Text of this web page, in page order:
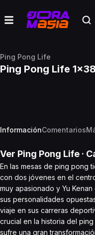
Ping Pong Life
Ping Pong Life 1x38
InformaciónComentarios
Ver Ping Pong Life ·
En las mesas de ping pong
con dos jóvenes en el
muy apasionado y Yu
sus personalidades
viaje en sus carreras
crucial en la historia del
sufre una gran